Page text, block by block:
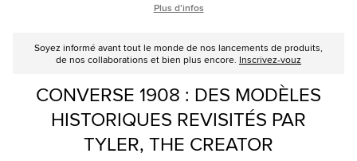
Plus d'infos
Soyez informé avant tout le monde de nos lancements de produits,
de nos collaborations et bien plus encore. Inscrivez-vouz
CONVERSE 1908 : DES MODÈLES
HISTORIQUES REVISITÉS PAR
TYLER, THE CREATOR